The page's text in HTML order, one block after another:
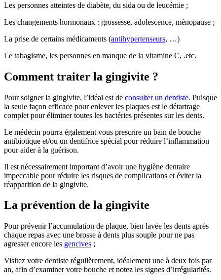
Les personnes atteintes de diabète, du sida ou de leucémie ;
Les changements hormonaux : grossesse, adolescence, ménopause ;
La prise de certains médicaments (antihypertenseurs, …)
Le tabagisme, les personnes en manque de la vitamine C, .etc.
Comment traiter la gingivite ?
Pour soigner la gingivite, l’idéal est de consulter un dentiste. Puisque
la seule façon efficace pour enlever les plaques est le détartrage
complet pour éliminer toutes les bactéries présentes sur les dents.
Le médecin pourra également vous prescrire un bain de bouche
antibiotique et/ou un dentifrice spécial pour réduire l’inflammation
pour aider à la guérison.
Il est nécessairement important d’avoir une hygiène dentaire
impeccable pour réduire les risques de complications et éviter la
réapparition de la gingivite.
La prévention de la gingivite
Pour prévenir l’accumulation de plaque, bien lavée les dents après
chaque repas avec une brosse à dents plus souple pour ne pas
agresser encore les gencives ;
Visitez votre dentiste régulièrement, idéalement une à deux fois par
an, afin d’examiner votre bouche et notez les signes d’irrégularités.